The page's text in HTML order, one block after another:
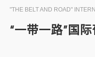
"THE BELT AND ROAD"
“一带一路”国